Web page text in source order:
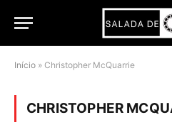
Início » Christopher McQuarrie
CHRISTOPHER